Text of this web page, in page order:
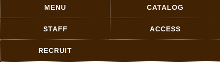
MENU CATALOG
STAFF ACCESS
RECRUIT